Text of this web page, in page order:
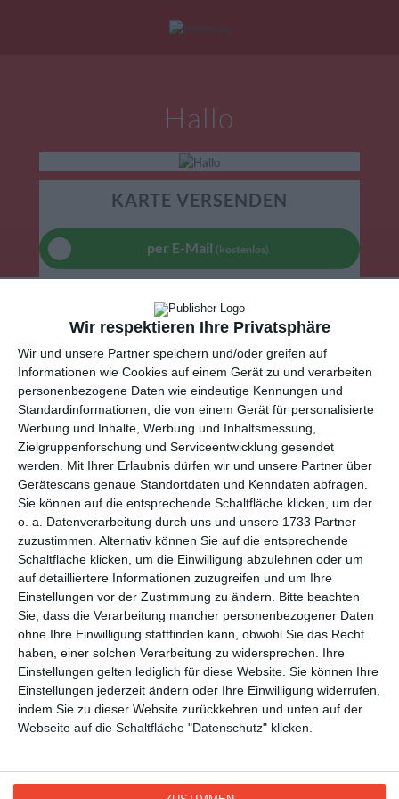
Wir respektieren Ihre Privatsphäre
Wir und unsere Partner speichern und/oder greifen auf
Informationen wie Cookies auf einem Gerät zu und verarbeiten
personenbezogene Daten wie eindeutige Kennungen und
Standardinformationen, die von einem Gerät für personalisierte
Werbung und Inhalte, Werbung und Inhaltsmessung,
Zielgruppenforschung und Serviceentwicklung gesendet
werden.
Mit Ihrer Erlaubnis dürfen wir und unsere Partner über
Gerätescans genaue Standortdaten und Kenndaten abfragen.
Sie können auf die entsprechende Schaltfläche klicken, um der
o. a. Datenverarbeitung durch uns und unsere 1733 Partner
zuzustimmen. Alternativ können Sie auf die entsprechende
Schaltfläche klicken, um die Einwilligung abzulehnen oder um
auf detailliertere Informationen zuzugreifen und um Ihre
Einstellungen vor der Zustimmung zu ändern.
Bitte beachten
Sie, dass die Verarbeitung mancher personenbezogener Daten
ohne Ihre Einwilligung stattfinden kann, obwohl Sie das Recht
haben, einer solchen Verarbeitung zu widersprechen. Ihre
Einstellungen gelten lediglich für diese Website. Sie können Ihre
Einstellungen jederzeit ändern oder Ihre Einwilligung widerrufen,
indem Sie zu dieser Website zurückkehren und unten auf der
Webseite auf die Schaltfläche "Datenschutz" klicken.
Hallo
KARTE VERSENDEN
per E-Mail (kostenlos)
TEILEN
Facebook, Twitter, WhatsApp, ...
WEITERE KARTEN IN DIESEN
KATEGORIEN ANSEHEN
Freizeit
Smileys
Kisseo©
Entdecken Sie auch: Ereignis-Kalender
Kisseo
Newsletter
Hilfe / FAQ
Nutzungsbedingungen
tarjetas virtuales